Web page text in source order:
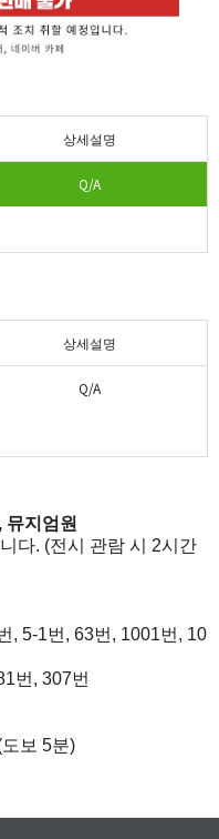
상세설명
Q/A
상세설명
Q/A
뮤지엄원
다. (전시 관람 시 2시간
, 5-1번, 63번, 1001번, 10
번, 307번
보 5분)